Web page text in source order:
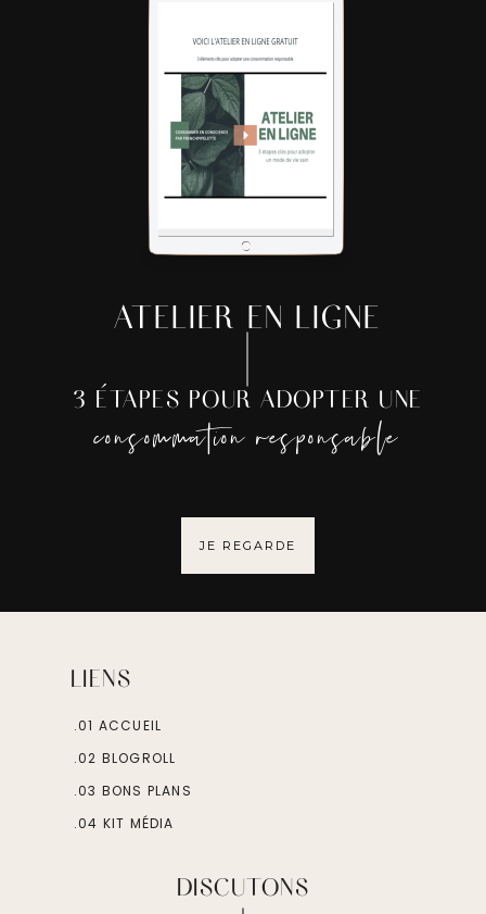
ATELIER EN LIGNE
3 ÉTAPES POUR ADOPTER UNE
consommation responsable
JE REGARDE
LIENS
.01 ACCUEIL
.02 BLOGROLL
.03 BONS PLANS
.04 KIT MÉDIA
DISCUTONS